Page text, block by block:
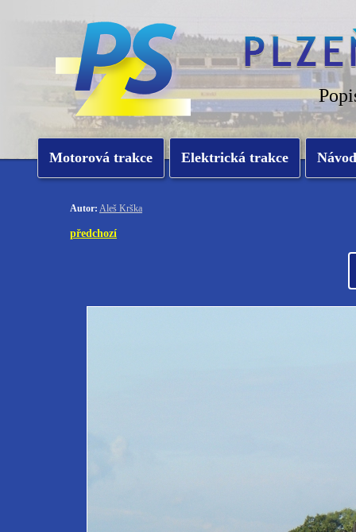
Motorová trakce Elektrická trakce
Autor: Aleš Krška
předchozí